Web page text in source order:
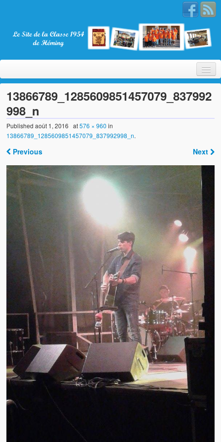
Bienvenue
La Classe 1954
Les membres
Brocante
Salon multi-collections
Autres animations
La fête foraine
Les aubades
Où se trouve Héming ?
Photos
20 ans, ça se fête ! Souvenirs de 2009…
2014, les 25 ans de l’association
17/05/2015 : Tous nos membres étaient en action
13866789_1285609851457079_837992
998_n
Publishedaoût 1, 2016 at576 × 960 in
13866789_1285609851457079_837992998_n.
Previous Next